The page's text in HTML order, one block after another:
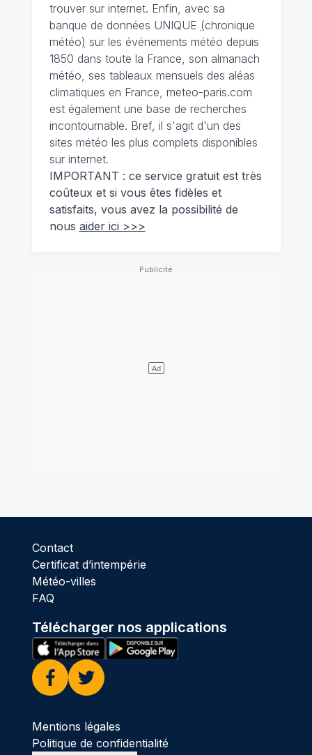
trouver sur internet. Enfin, avec sa
banque de données UNIQUE (chronique
météo) sur les événements météo depuis
1850 dans toute la France, son almanach
météo, ses tableaux mensuels des aléas
climatiques en France, meteo-paris.com
est également une base de recherches
incontournable. Bref, il s'agit d'un des
sites météo les plus complets disponibles
sur internet.
IMPORTANT : ce service gratuit est très
coûteux et si vous êtes fidèles et
satisfaits, vous avez la possibilité de
nous aider ici >>>
Contact
Certificat d’intempérie
Météo-villes
FAQ
Télécharger nos applications
Facebook
Twitter
Mentions légales
Politique de confidentialité